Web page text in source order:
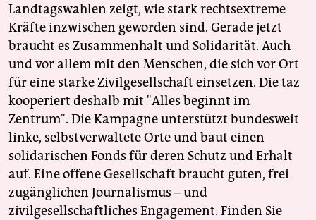
Landtagswahlen zeigt, wie stark rechtsextreme
Kräfte inzwischen geworden sind. Gerade jetzt
braucht es Zusammenhalt und Solidarität. Auch
und vor allem mit den Menschen, die sich vor Ort
für eine starke Zivilgesellschaft einsetzen. Die taz
kooperiert deshalb mit "Alles beginnt im
Zentrum". Die Kampagne unterstützt bundesweit
linke, selbstverwaltete Orte und baut einen
solidarischen Fonds für deren Schutz und Erhalt
auf. Eine offene Gesellschaft braucht guten, frei
zugänglichen Journalismus – und
zivilgesellschaftliches Engagement. Finden Sie